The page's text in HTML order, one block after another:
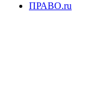
ПРАВО.ru